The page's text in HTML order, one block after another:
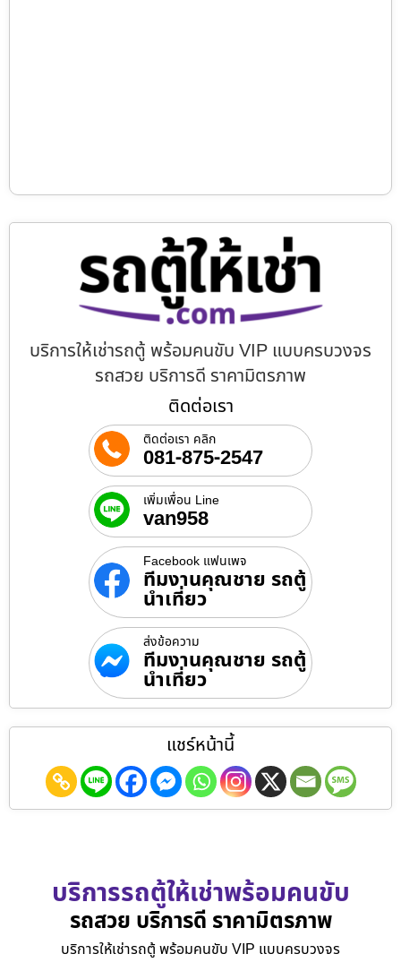
บริการให้เช่ารถตู้ พร้อมคนขับ VIP แบบครบวงจร
รถสวย บริการดี ราคามิตรภาพ
ติดต่อเรา
ติดต่อเรา คลิก
081-875-2547
เพิ่มเพื่อน Line
van958
Facebook แฟนเพจ
ทีมงานคุณชาย รถตู้
นำเที่ยว
ส่งข้อความ
ทีมงานคุณชาย รถตู้
นำเที่ยว
แชร์หน้านี้
บริการรถตู้ให้เช่าพร้อมคนขับ
รถสวย บริการดี ราคามิตรภาพ
บริการให้เช่ารถตู้ พร้อมคนขับ VIP แบบครบวงจร